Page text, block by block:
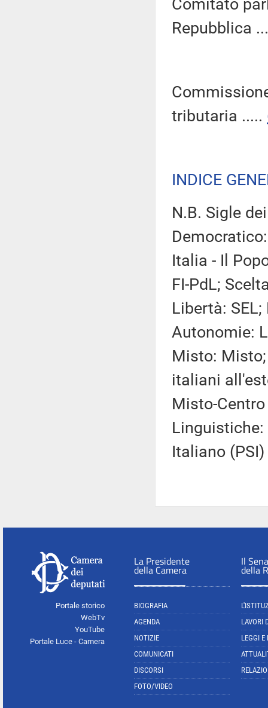
Comitato
Repubblica
tributaria .....
INDICE
N.B. Sigle
Italia - Il
FI-PdL;
Libertà:
Autonomie:
Misto:
italiani
Misto-
Italiano
Portale storico
WebTv
YouTube
Portale Luce - Camera
La Presidente
della Camera
BIOGRAFIA
AGENDA
NOTIZIE
COMUNICATI
DISCORSI
FOTO/VIDEO
Il
della
LAVORI
LEGGI E